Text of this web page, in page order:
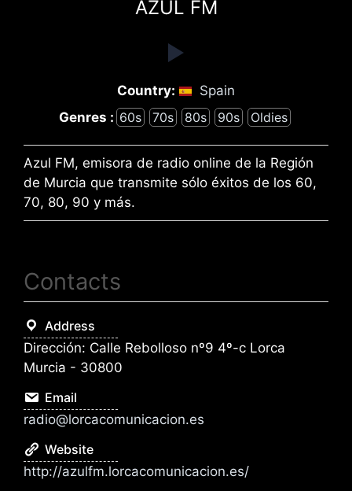
AZUL FM
Country:
Spain
Genres : 60s 70s 80s 90s Oldies
Azul FM, emisora de radio online de la Región
de Murcia que transmite sólo éxitos de los 60,
70, 80, 90 y más.
Contacts
Address
Dirección: Calle Rebolloso nº9 4º-c Lorca
Murcia - 30800
Email
radio@lorcacomunicacion.es
Website
http://azulfm.lorcacomunicacion.es/